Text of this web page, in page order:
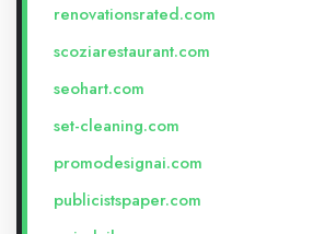
renovationsrated.com
scoziarestaurant.com
seohart.com
set-cleaning.com
promodesignai.com
publicistspaper.com